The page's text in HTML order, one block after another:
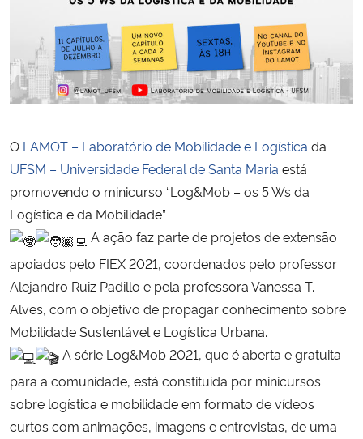
Ministério do Desenvolvimento Regional
Controladoria-Geral da União
Secretaria-Geral
Secretaria de Governo
Gabinete de Segurança Institucional
Advocacia-Geral da União
Banco Central do Brasil
Planalto
O LAMOT – Laboratório de Mobilidade e Logística da
UFSM – Universidade Federal de Santa Maria está
promovendo o minicurso “Log&Mob – os 5 Ws da
Logística e da Mobilidade”
A ação faz parte de projetos de extensão
apoiados pelo FIEX 2021, coordenados pelo professor
Alejandro Ruiz Padillo e pela professora Vanessa T.
Alves, com o objetivo de propagar conhecimento sobre
Mobilidade Sustentável e Logística Urbana.
A série Log&Mob 2021, que é aberta e gratuita
para a comunidade, está constituída por minicursos
sobre logística e mobilidade em formato de vídeos
curtos com animações, imagens e entrevistas, de uma